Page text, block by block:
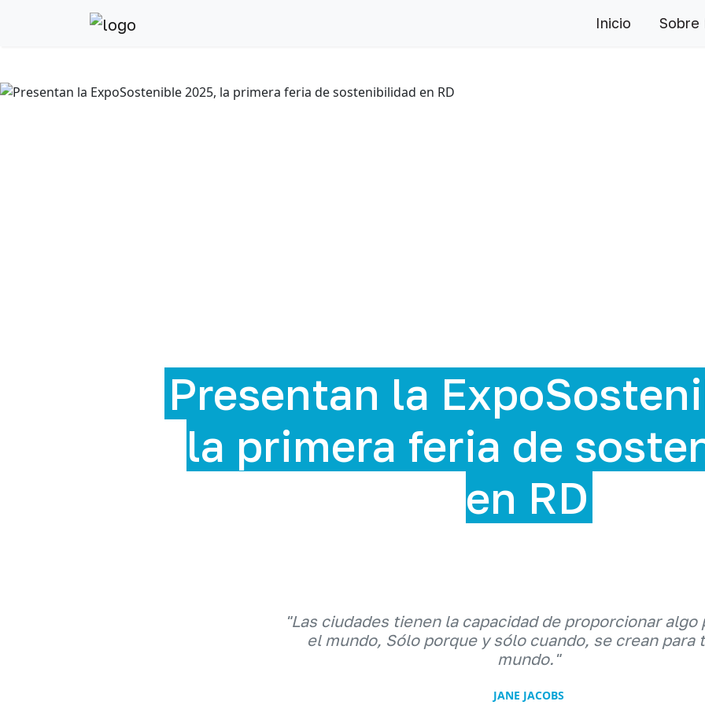
Inicio Sobre
la ExpoSostenible 2025,
feria de sostenibilidad
"Las ciudades tienen la capacidad de proporcionar algo
el mundo, Sólo porque y sólo cuando, se crean para
mundo."
JANE JACOBS